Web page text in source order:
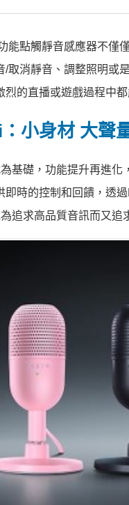
能點觸靜音感應器不僅
取消靜音、調整照明或
的直播或遊戲過程中
：小身材 大聲
基礎，功能提升再進
時的控制和回饋，透
追求高品質音訊而又追